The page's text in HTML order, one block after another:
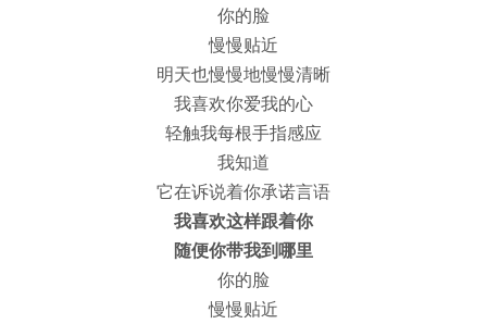
你的脸
慢慢贴近
明天也慢慢地慢慢清晰
我喜欢你爱我的心
轻触我每根手指感应
我知道
它在诉说着你承诺言语
我喜欢这样跟着你
随便你带我到哪里
你的脸
慢慢贴近